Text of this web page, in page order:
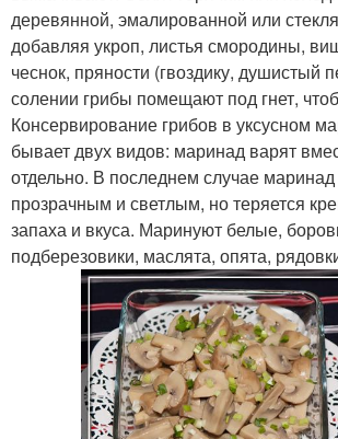
деревянной, эмалированной или
добавляя укроп, листья смородины,
чеснок, пряности (гвоздику, душистый
солении грибы помещают под гнет,
Консервирование грибов в уксусном
бывает двух видов: маринад варят
отдельно. В последнем случае маринад
прозрачным и светлым, но теряется
запаха и вкуса. Маринуют белые,
подберезовики, маслята, опята,